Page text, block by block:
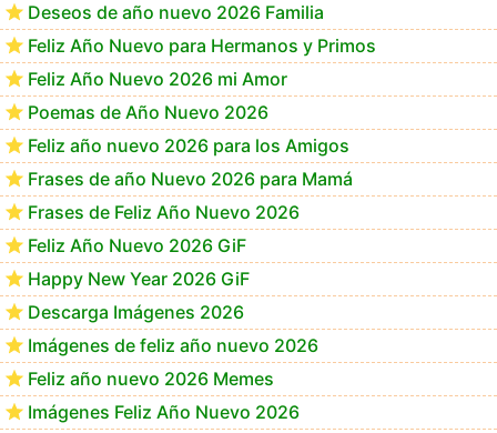
Deseos de año nuevo 2026 Familia
Feliz Año Nuevo para Hermanos y Primos
Feliz Año Nuevo 2026 mi Amor
Poemas de Año Nuevo 2026
Feliz año nuevo 2026 para los Amigos
Frases de año Nuevo 2026 para Mamá
Frases de Feliz Año Nuevo 2026
Feliz Año Nuevo 2026 GiF
Happy New Year 2026 GiF
Descarga Imágenes 2026
Imágenes de feliz año nuevo 2026
Feliz año nuevo 2026 Memes
Imágenes Feliz Año Nuevo 2026